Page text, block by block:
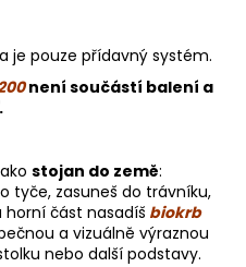
je pouze přídavný systém.
není součástí balení a
stojan do země:
tyče, zasuneš do trávníku,
část nasadíš biokrb
a vizuálně výraznou
nebo další podstavy.